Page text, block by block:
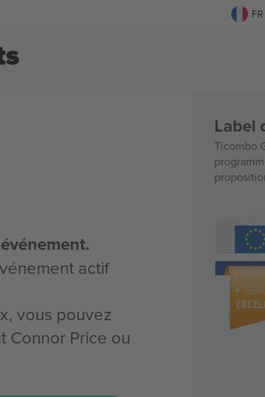
FR
actif
vous pouvez
Connor Price ou
Label
Ticombo